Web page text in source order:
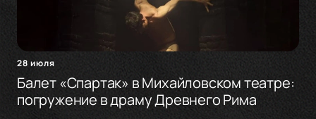
28 июля
Балет «Спартак» в Михайловском театре:
погружение в драму Древнего Рима